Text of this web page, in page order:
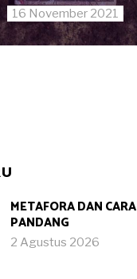
16 November 2021
METAFORA DAN CARA
PANDANG
2 Agustus 2026